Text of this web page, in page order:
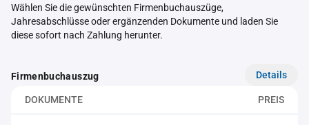
Wählen Sie die gewünschten Firmenbuchauszüge,
Jahresabschlüsse oder ergänzenden Dokumente und laden Sie
diese sofort nach Zahlung herunter.
Firmenbuchauszug Details
DOKUMENTE PREIS